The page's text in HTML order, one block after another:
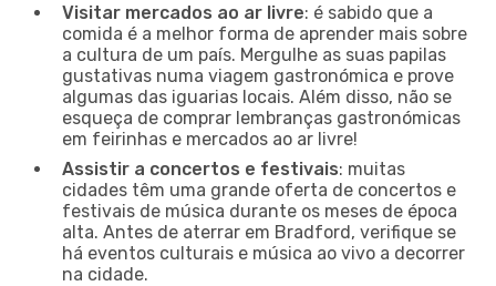
Visitar mercados ao ar livre: é sabido que a
comida é a melhor forma de aprender mais sobre
a cultura de um país. Mergulhe as suas papilas
gustativas numa viagem gastronómica e prove
algumas das iguarias locais. Além disso, não se
esqueça de comprar lembranças gastronómicas
em feirinhas e mercados ao ar livre!
Assistir a concertos e festivais: muitas
cidades têm uma grande oferta de concertos e
festivais de música durante os meses de época
alta. Antes de aterrar em Bradford, verifique se
há eventos culturais e música ao vivo a decorrer
na cidade.